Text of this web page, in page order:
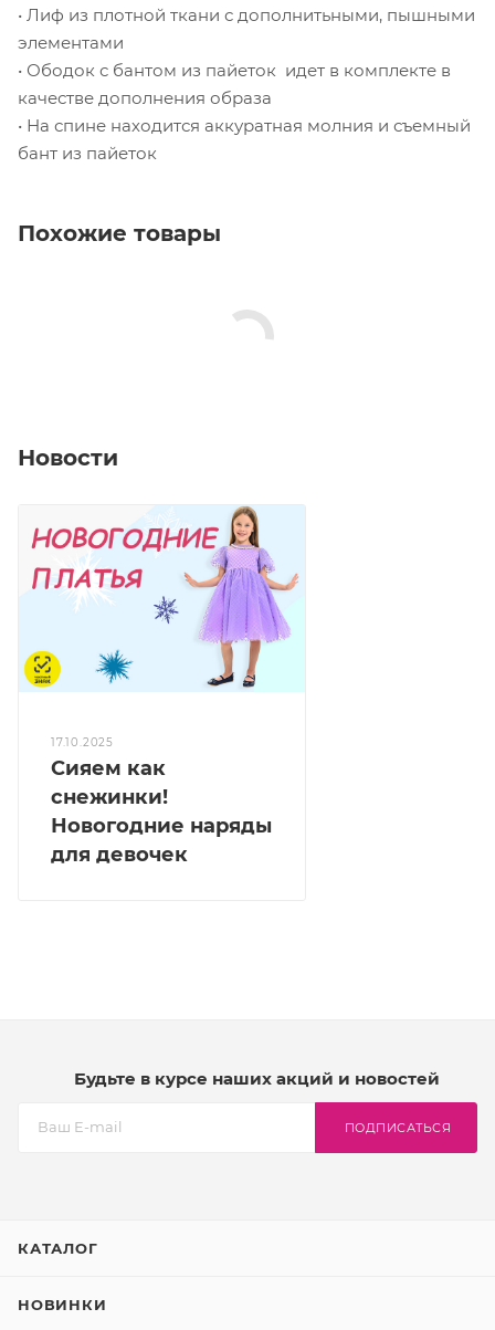
• Лиф из плотной ткани с дополнитьными, пышными
элементами
• Ободок с бантом из пайеток идет в комплекте в
качестве дополнения образа
• На спине находится аккуратная молния и съемный
бант из пайеток
Похожие товары
Новости
17.10.2025
Сияем как
снежинки!
Новогодние наряды
для девочек
Будьте в курсе наших акций и новостей
ПОДПИСАТЬСЯ
КАТАЛОГ
НОВИНКИ